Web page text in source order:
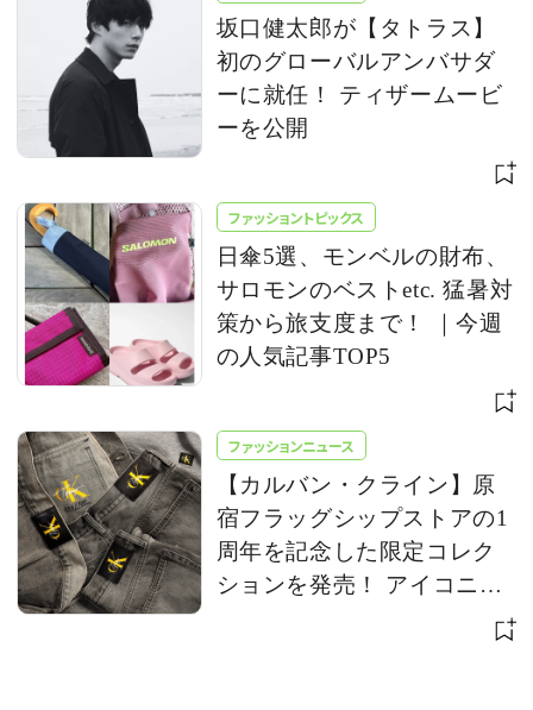
坂口健太郎が【タトラス】
初のグローバルアンバサダ
ーに就任！ ティザームービ
ーを公開
ファッショントピックス
日傘5選、モンベルの財布、
サロモンのベストetc. 猛暑対
策から旅支度まで！ ｜今週
の人気記事TOP5
ファッションニュース
【カルバン・クライン】原
宿フラッグシップストアの1
周年を記念した限定コレク
ションを発売！ アイコニッ
クな「CK」ロゴをアップデ